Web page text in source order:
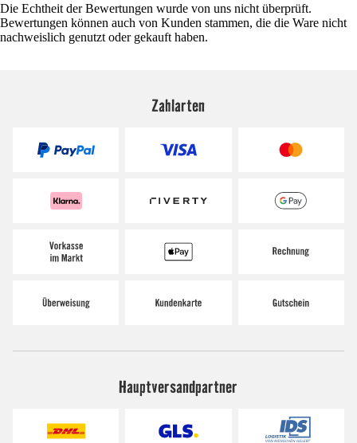
Die Echtheit der Bewertungen wurde von uns nicht überprüft.
Bewertungen können auch von Kunden stammen, die die Ware nicht
nachweislich genutzt oder gekauft haben.
Zahlarten
Hauptversandpartner